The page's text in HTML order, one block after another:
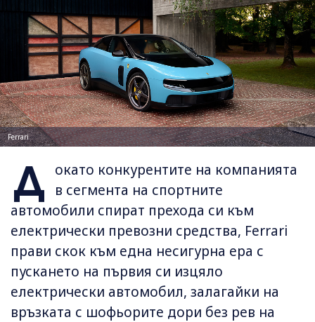
Ferrari
Д
окато конкурентите на компанията
в сегмента на спортните
автомобили спират прехода си към
електрически превозни средства, Ferrari
прави скок към една несигурна ера с
пускането на първия си изцяло
електрически автомобил, залагайки на
връзката с шофьорите дори без рев на